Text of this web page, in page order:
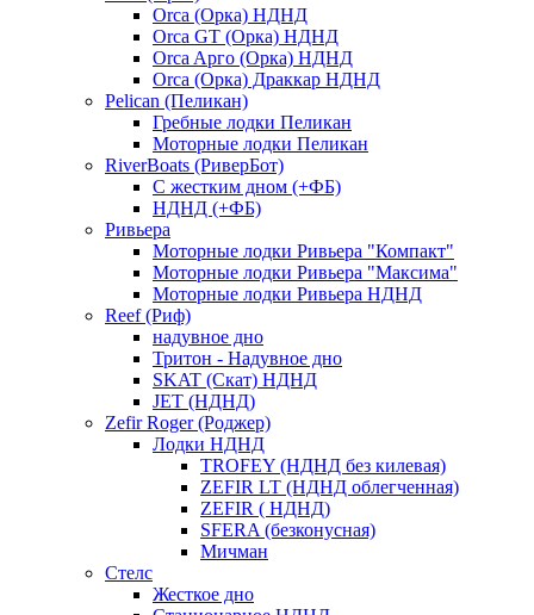
Orca (Орка) НДНД
Orca GT (Орка) НДНД
Orca Aрго (Орка) НДНД
Orca (Орка) Драккар НДНД
Pelican (Пеликан)
Гребные лодки Пеликан
Моторные лодки Пеликан
RiverBoats (РиверБот)
С жестким дном (+ФБ)
НДНД (+ФБ)
Ривьера
Моторные лодки Ривьера "Компакт"
Моторные лодки Ривьера "Максима"
Моторные лодки Ривьера НДНД
Reef (Риф)
надувное дно
Тритон - Надувное дно
SKAT (Скат) НДНД
JET (НДНД)
Zefir Roger (Роджер)
Лодки НДНД
TROFEY (НДНД без килевая)
ZEFIR LT (НДНД облегченная)
ZEFIR ( НДНД)
SFERA (безконусная)
Мичман
Стелс
Жесткое дно